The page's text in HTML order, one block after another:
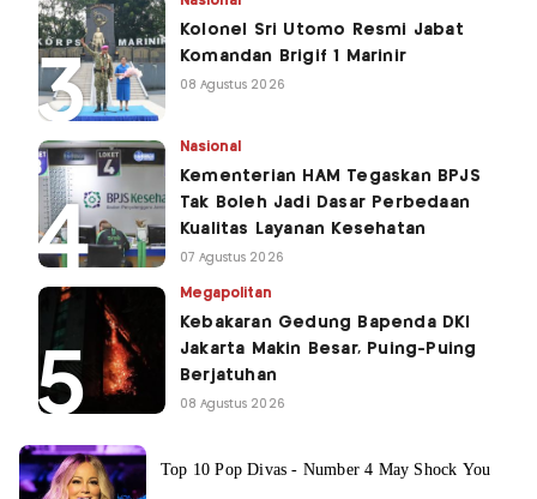
Kolonel Sri Utomo Resmi Jabat
Komandan Brigif 1 Marinir
08 Agustus 2026
Nasional
Kementerian HAM Tegaskan BPJS
Tak Boleh Jadi Dasar Perbedaan
Kualitas Layanan Kesehatan
07 Agustus 2026
Megapolitan
Kebakaran Gedung Bapenda DKI
Jakarta Makin Besar, Puing-Puing
Berjatuhan
08 Agustus 2026